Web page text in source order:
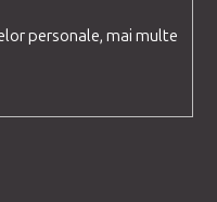
personale, mai multe